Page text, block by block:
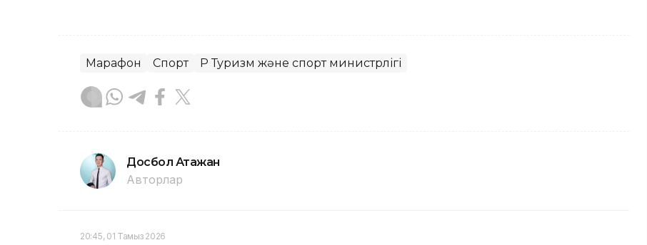
Марафон Спорт ҚР Туризм және спорт министрлігі
Досбол Атажан
Авторлар
20:45, 01 Тамыз 2026